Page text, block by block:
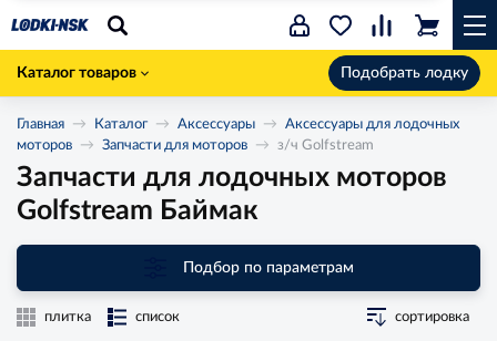
Каталог товаров Подобрать лодку
Главная Каталог Аксессуары
Аксессуары для лодочных
моторов
Запчасти для моторов з/ч Golfstream
Запчасти для лодочных моторов
Golfstream Баймак
Подбор по параметрам
плитка список сортировка